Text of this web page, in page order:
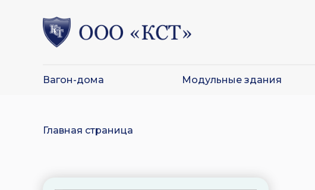
Вагон-дома Модульные здания
Главная страница